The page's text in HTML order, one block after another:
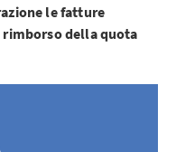
le fatture
rimborso della quota